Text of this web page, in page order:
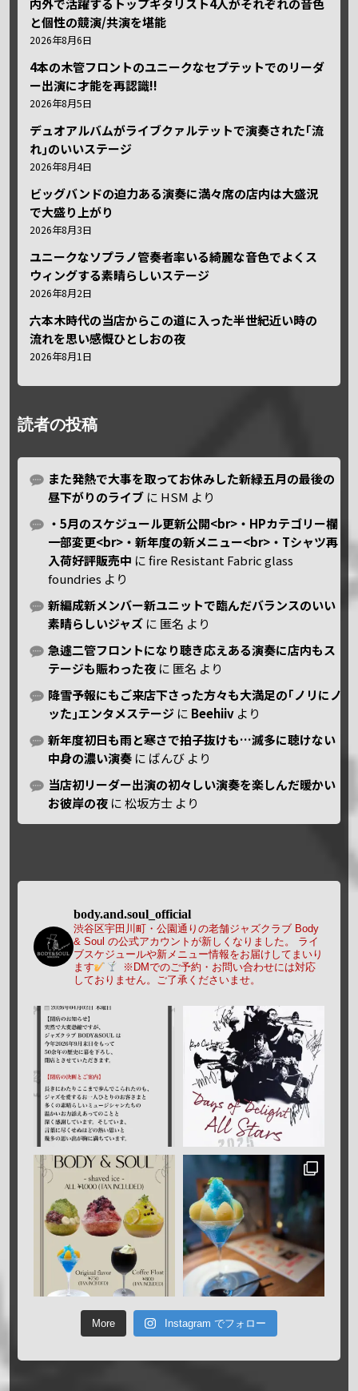
内外で活躍するトップギタリスト4人がそれぞれの音色
と個性の競演/共演を堪能
2026年8月6日
4本の木管フロントのユニークなセプテットでのリーダ
ー出演に才能を再認識!!
2026年8月5日
デュオアルバムがライブクァルテットで演奏された｢流
れ｣のいいステージ
2026年8月4日
ビッグバンドの迫力ある演奏に満々席の店内は大盛況
で大盛り上がり
2026年8月3日
ユニークなソプラノ管奏者率いる綺麗な音色でよくス
ウィングする素晴らしいステージ
2026年8月2日
六本木時代の当店からこの道に入った半世紀近い時の
流れを思い感慨ひとしおの夜
2026年8月1日
読者の投稿
また発熱で大事を取ってお休みした新緑五月の最後の
昼下がりのライブ に HSM より
・5月のスケジュール更新公開<br>・HPカテゴリー欄
一部変更<br>・新年度の新メニュー<br>・Tシャツ再
入荷好評販売中 にfire Resistant Fabric glass
foundries より
新編成新メンバー新ユニットで臨んだバランスのいい
素晴らしいジャズ に 匿名 より
急遽二管フロントになり聴き応えある演奏に店内もス
テージも賑わった夜 に 匿名 より
降雪予報にもご来店下さった方々も大満足の｢ノリにノ
ッた｣エンタメステージ に Beehiiv より
新年度初日も雨と寒さで拍子抜けも…滅多に聴けない
中身の濃い演奏 に ばんび より
当店初リーダー出演の初々しい演奏を楽しんだ暖かい
お彼岸の夜 に松坂方士 より
body.and.soul_official
渋谷区宇田川町・公園通りの老舗ジャズクラブ Body
& Soul の公式アカウントが新しくなりました。
ライ
ブスケジュールや新メニュー情報をお届けしてまいり
ます
※DMでのご予約・お問い合わせには対応
しておりません。ご了承くださいませ。
More Instagram でフォロー